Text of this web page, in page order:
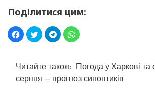
Поділитися цим:
Читайте також: Погода у Харкові та
серпня — прогноз синоптиків